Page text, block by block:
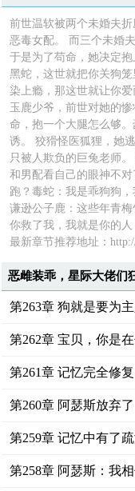
说简介
前世温软被两个未婚夫
恶毒女配。 而三个未婚
于是为了苟命，她决定
黑蛇，这世就把你关狗
染上瘾，那这世就让你
玉鹿少爷，前世对她的
命，抱一个大腿怎么够
诱。 狡猾怪医狐狸，她
只被人欺负的巨兔老师
和男配看自己的眼神不
跑？毒蛇：我是乖狗狗
谦逊公子鹿：这些年青
你救了我，我就是你的人
最新章节推荐地址：
第263章 狗就是要为
第262章 宝贝，你是
第261章 记忆完全修
第260章 阿瑟斯放弃了
第259章 记忆中有了
第258章 阿瑟斯：我